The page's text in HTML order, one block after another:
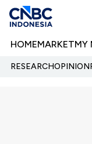
HOMEMARKETMY
RESEARCHOPINION